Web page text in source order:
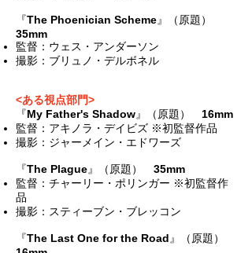
『The Phoenician Scheme』（原題）
35mm
監督：ウェス・アンダーソン
撮影：ブリュノ・デルボネル
<ある視点部門>
『My Father's Shadow』（原題） 16mm
監督：アキノラ・デイビズ ※初監督作品
撮影：ジャーメイン・エドワーズ
『The Plague』（原題） 35mm
監督：チャーリー・ポリンガー ※初監督作
品
撮影：スティーブン・ブレッコン
『The Last One for the Road 』（原題）